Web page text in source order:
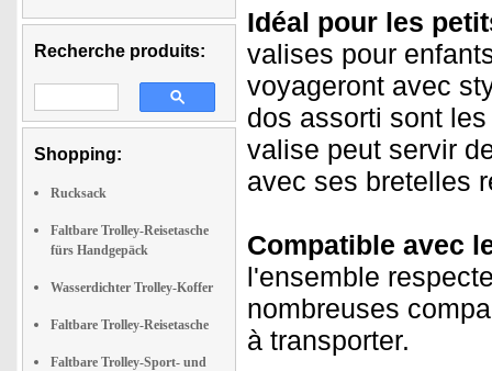
Recherche produits:
Shopping:
Rucksack
Faltbare Trolley-Reisetasche
fürs Handgepäck
Wasserdichter Trolley-Koffer
Faltbare Trolley-Reisetasche
Faltbare Trolley-Sport- und
Idéal pour les
valises pour
voyageront avec
dos assorti sont
valise peut servir
avec ses bretelles
Compatible avec
l'ensemble
nombreuses
à transporter.